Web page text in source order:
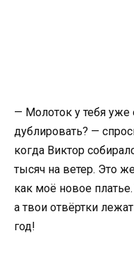
— Молоток у тебя уже
дублировать? —
когда Виктор
тысяч на ветер. Это
как моё новое
а твои отвёртки
год!